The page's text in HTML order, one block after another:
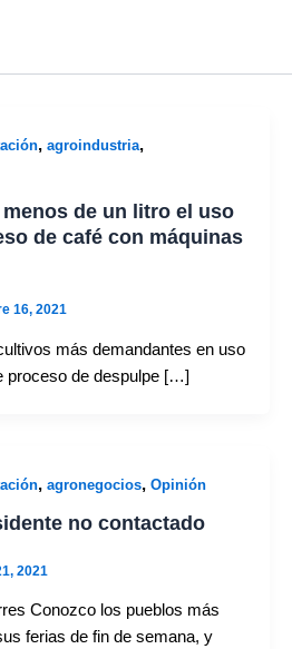
, agroindustria,
menos de un litro el uso
de café con máquinas
16, 2021
más demandantes en uso
proceso de despulpe […]
, agronegocios, Opinión
no contactado
2021
Conozco los pueblos más
ferias de fin de semana, y